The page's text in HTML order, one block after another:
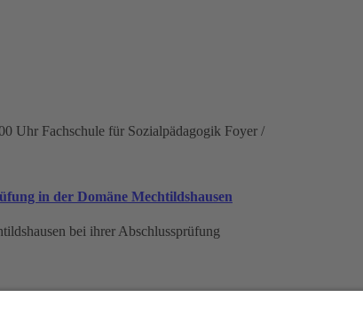
Uhr Fachschule für Sozialpädagogik Foyer /
in der Domäne Mechtildshausen
bei ihrer Abschlussprüfung